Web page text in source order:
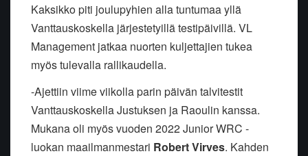
Kaksikko piti joulupyhien alla tuntumaa yllä
Vanttauskoskella järjestetyillä testipäivillä. VL
Management jatkaa nuorten kuljettajien tukea
myös tulevalla rallikaudella.
-Ajettiin viime viikolla parin päivän talvitestit
Vanttauskoskella Justuksen ja Raoulin kanssa.
Mukana oli myös vuoden 2022 Junior WRC -
luokan maailmanmestari RobertVirves. Kahden